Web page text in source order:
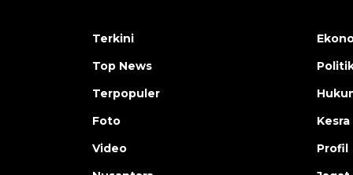
Terkini
Top News
Terpopuler
Foto
Video
Kesra
Profil